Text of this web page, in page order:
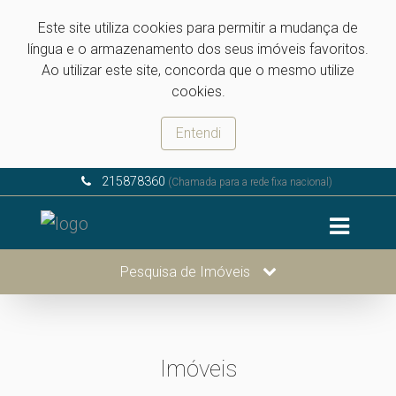
Este site utiliza cookies para permitir a mudança de
língua e o armazenamento dos seus imóveis favoritos.
Ao utilizar este site, concorda que o mesmo utilize
cookies.
Entendi
215878360 (Chamada para a rede fixa nacional)
Pesquisa de Imóveis
Imóveis